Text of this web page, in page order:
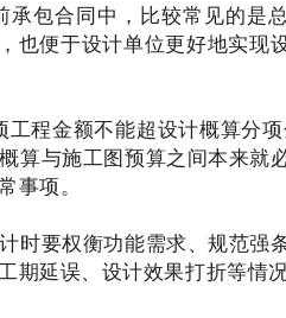
包合同中，比较常见的是
也便于设计单位更好地实现
程金额不能超设计概算分项
与施工图预算之间本来就
事项。
时要权衡功能需求、规范强
延误、设计效果打折等情况